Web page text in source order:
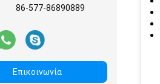
86-577-86890889
Επικοινωνία